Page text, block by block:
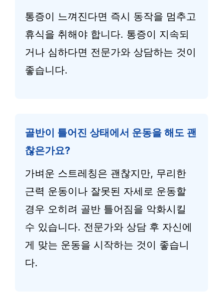
통증이 느껴진다면 즉시 동작을 멈추고
휴식을 취해야 합니다. 통증이 지속되
거나 심하다면 전문가와 상담하는 것이
좋습니다.
골반이 틀어진 상태에서 운동을 해도 괜
찮은가요?
가벼운 스트레칭은 괜찮지만, 무리한
근력 운동이나 잘못된 자세로 운동할
경우 오히려 골반 틀어짐을 악화시킬
수 있습니다. 전문가와 상담 후 자신에
게 맞는 운동을 시작하는 것이 좋습니
다.